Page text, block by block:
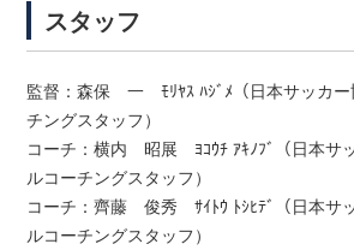
スタッフ
監督：森保 一 ﾓﾘﾔｽ ﾊｼﾞﾒ（日本サッカー
チングスタッフ）
コーチ：横内 昭展 ﾖｺｳﾁ ｱｷﾉﾌﾞ（日本サ
ルコーチングスタッフ）
コーチ：齊藤 俊秀 ｻｲﾄｳ ﾄｼﾋﾃﾞ（日本サ
ルコーチングスタッフ）